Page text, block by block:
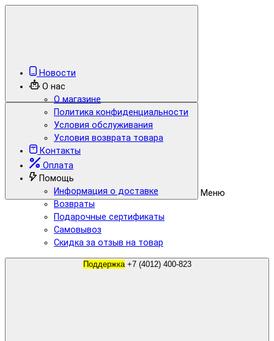
Меню
Новости
О нас
О магазине
Политика конфиденциальности
Условия обслуживания
Условия возврата товара
Контакты
Оплата
Помощь
Информация о доставке
Возвраты
Подарочные сертификаты
Самовывоз
Скидка за отзыв на товар
Поддержка +7 (4012) 400-823